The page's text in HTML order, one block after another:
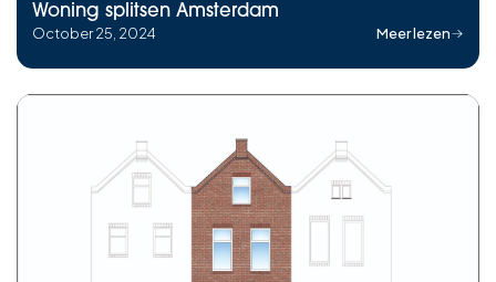
Woning splitsen Amsterdam
October 25, 2024
Meer lezen